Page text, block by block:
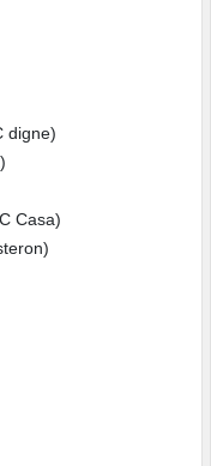
digne)
Casa)